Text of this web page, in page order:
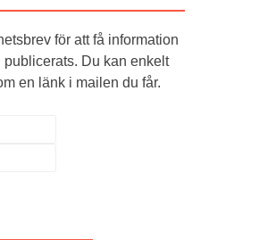
för att få information
publicerats. Du kan enkelt
en länk i mailen du får.